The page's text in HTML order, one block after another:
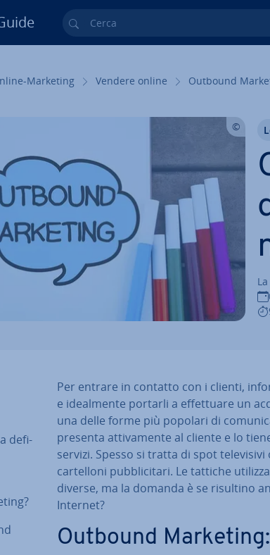
Cerca
Marketing Vendere online Outbound
de­fi­
Per entrare in contatto con i clienti,
e ideal­men­te portarli a ef­fet­tua­re un
una delle forme più popolari di
presenta at­ti­va­men­te al cliente e lo
servizi. Spesso si tratta di spot
car­tel­lo­ni pub­bli­ci­ta­ri. Le tattiche
diverse, ma la domanda è se risultino
Internet?
Outbound